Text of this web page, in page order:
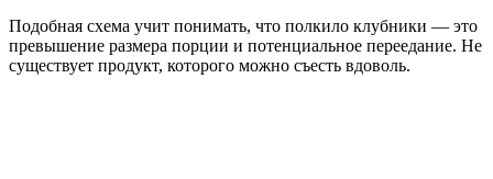
Подобная схема учит понимать, что полкило клубники — это
превышение размера порции и потенциальное переедание. Не
существует продукт, которого можно съесть вдоволь.